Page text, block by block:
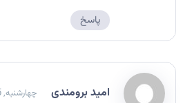
پاسخ
امید برومندی چهارشنبه, 25 مهر 1403 در 10:49 ب.ظ